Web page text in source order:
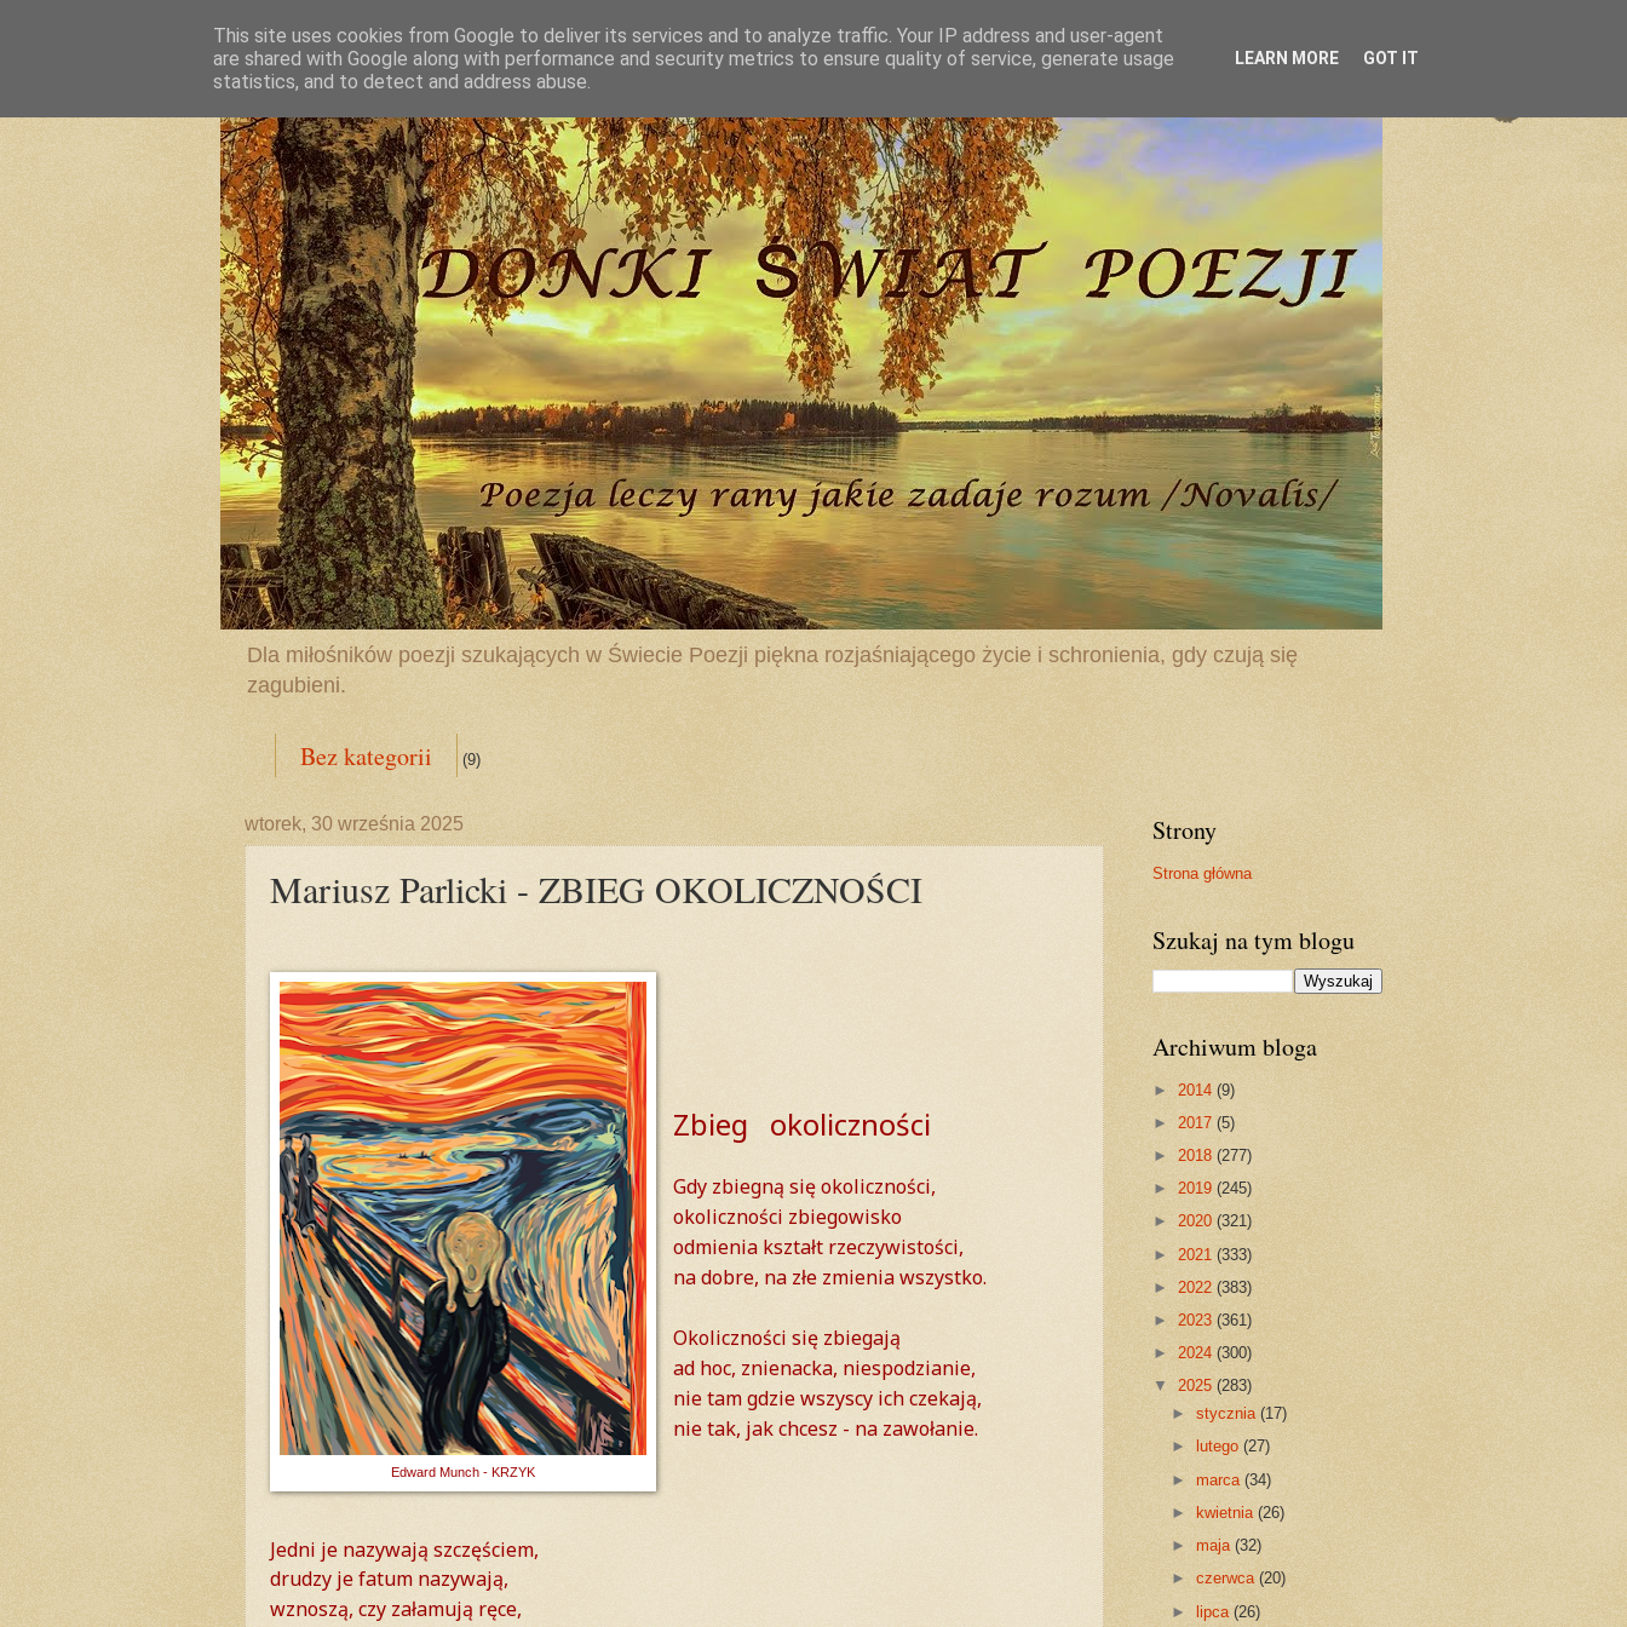
Dla miłośników poezji szukających w Świecie Poezji piękna rozjaśniającego życie i schronienia, gdy czują się
zagubieni.
Bez kategorii (9)
wtorek, 30 września 2025
Mariusz Parlicki - ZBIEG OKOLICZNOŚCI
Edward Munch - KRZYK
Zbieg okoliczności
Gdy zbiegną się okoliczności,
okoliczności zbiegowisko
odmienia kształt rzeczywistości,
na dobre, na złe zmienia wszystko.
Okoliczności się zbiegają
ad hoc, znienacka, niespodzianie,
nie tam gdzie wszyscy ich czekają,
nie tak, jak chcesz - na zawołanie.
Jedni je nazywają szczęściem,
drudzy je fatum nazywają,
wznoszą, czy załamują ręce,
Strony
Strona główna
Szukaj na tym blogu
Archiwum bloga
► 2014 (9)
► 2017 (5)
► 2018 (277)
► 2019 (245)
► 2020 (321)
► 2021 (333)
► 2022 (383)
► 2023 (361)
► 2024 (300)
▼ 2025 (283)
►stycznia(17)
►
lutego(27)
►marca(34)
►
kwietnia(26)
►maja(32)
►czerwca(20)
►lipca(26)
This site uses cookies from Google to deliver its services and to analyze traffic. Your IP address and user-agent
are shared with Google along with performance and security metrics to ensure quality of service, generate usage
statistics, and to detect and address abuse.
LEARN MORE GOT IT